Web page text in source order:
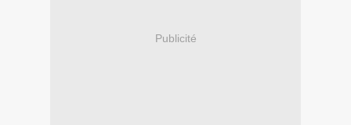
Publicité